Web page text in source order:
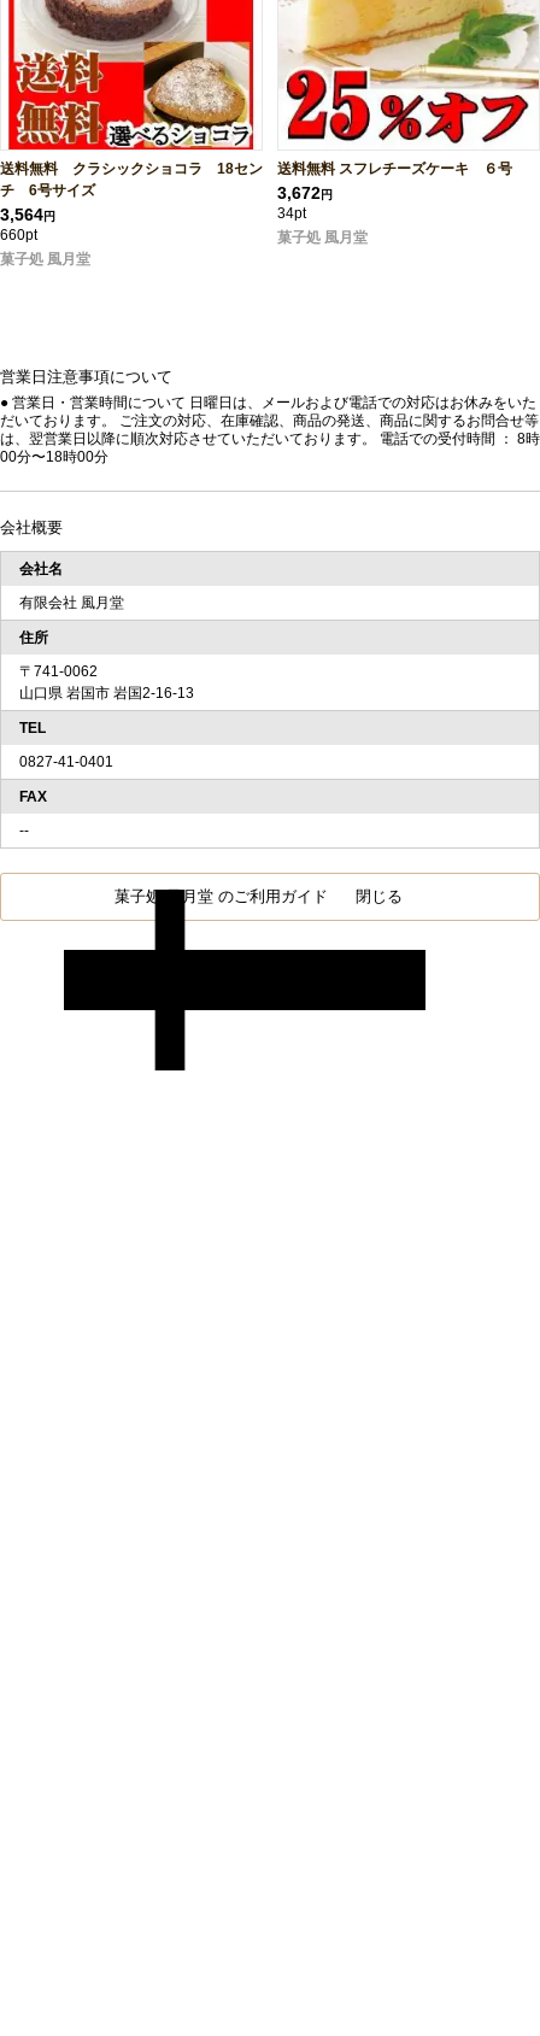
送料無料 クラシックショコラ 18セン
チ 6号サイズ
3,564円
660pt
菓子処 風月堂
送料無料 スフレチーズケーキ ６号
3,672円
34pt
菓子処 風月堂
営業日注意事項について
● 営業日・営業時間について 日曜日は、メールおよび電話での対応はお休みをいた
だいております。 ご注文の対応、在庫確認、商品の発送、商品に関するお問合せ等
は、翌営業日以降に順次対応させていただいております。 電話での受付時間 ： 8時
00分〜18時00分
会社概要
会社名
有限会社 風月堂
住所
〒741-0062
山口県 岩国市 岩国2-16-13
TEL
0827-41-0401
FAX
--
菓子処 風月堂 のご利用ガイド 閉じる